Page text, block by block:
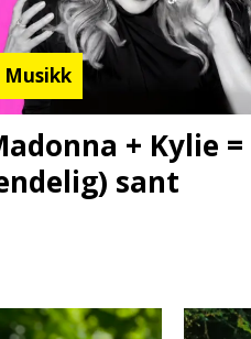
Musikk
+ Kylie =
sant